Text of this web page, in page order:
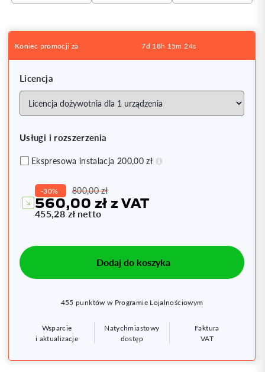
Koniec promocji za 7d 18h 15m 23s
Licencja
Usługi i rozszerzenia
Ekspresowa instalacja 200,00 zł
-30% 800,00 zł
560,00 złz VAT
455,28 zł netto
Dodaj do koszyka
455 punktów w Programie Lojalnościowym
Wsparcie
i aktualizacje
Natychmiastowy
dostęp
Faktura
VAT